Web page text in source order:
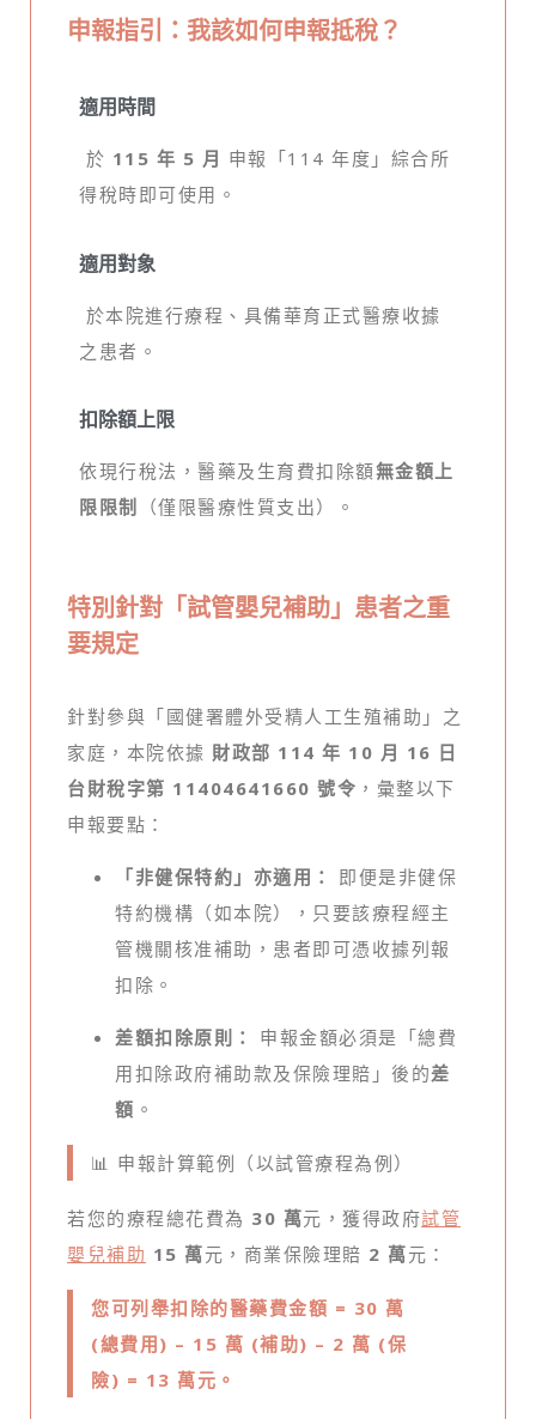
申報指引：我該如何申報抵稅？
適用時間
於 115 年 5 月 申報「114 年度」綜合所
得稅時即可使用。
適用對象
於本院進行療程、具備華育正式醫療收據
之患者。
扣除額上限
依現行稅法，醫藥及生育費扣除額無金額上
限限制
（僅限醫療性質支出）。
特別針對「試管嬰兒補助」患者之重
要規定
針對參與「國健署體外受精人工生殖補助」之
家庭，本院依據 財政部 114 年 10 月 16 日
台財稅字第 11404641660 號令 ，彙整以下
申報要點：
「非健保特約」亦適用：
即便是非健保
特約機構（如本院），只要該療程經主
管機關核准補助，患者即可憑收據列報
扣除。
差額扣除原則：
申報金額必須是「總費
用扣除政府補助款及保險理賠」後的差
額 。
📊 申報計算範例（以試管療程為例）
若您的療程總花費為 30 萬元，獲得政府試管
嬰兒補助 15 萬元，商業保險理賠 2 萬元：
您可列舉扣除的醫藥費金額 = 30 萬
(總費用) – 15 萬 (補助) – 2 萬 (保
險) = 13 萬元。